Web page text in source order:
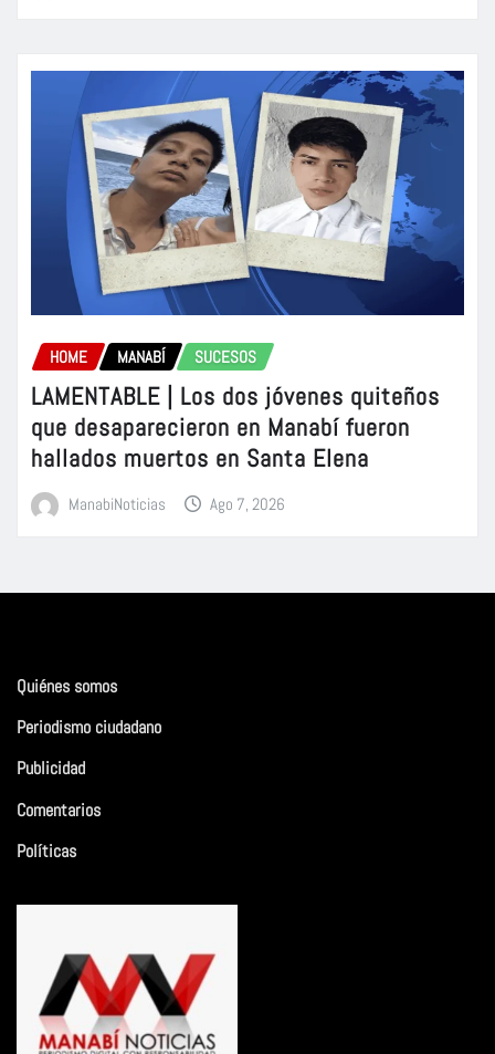
HOME MANABÍ SUCESOS
LAMENTABLE | Los dos jóvenes quiteños
que desaparecieron en Manabí fueron
hallados muertos en Santa Elena
ManabiNoticias Ago 7, 2026
Quiénes somos
Periodismo ciudadano
Publicidad
Comentarios
Políticas